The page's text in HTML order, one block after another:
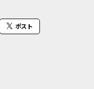
ポスト